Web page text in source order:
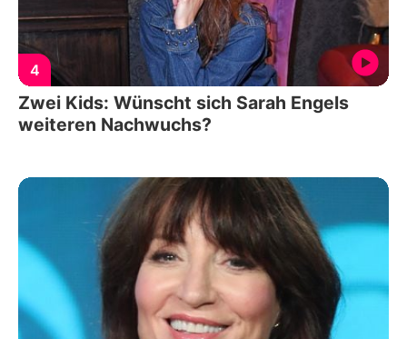
4
Zwei Kids: Wünscht sich Sarah Engels
weiteren Nachwuchs?